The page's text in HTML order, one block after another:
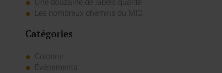
Une douzaine de labels qualité
Les nombreux chemins du MIO
Catégories
Colonne
Événements